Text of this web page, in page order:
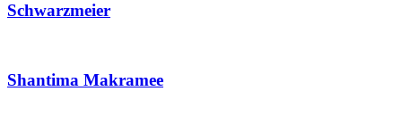
Schwarzmeier
Shantima Makramee